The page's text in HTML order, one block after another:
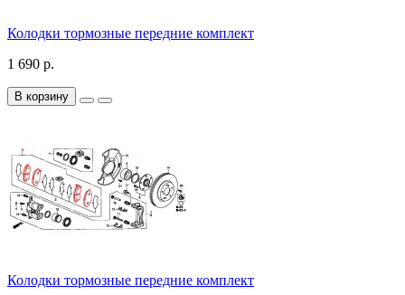
Колодки тормозные передние комплект
1 690 р.
В корзину
Колодки тормозные передние комплект